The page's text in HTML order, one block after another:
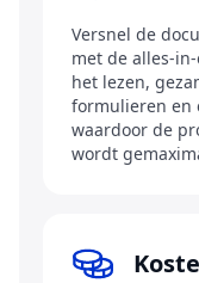
Versnel de
met de alles-
het lezen,
formulieren en
waardoor de
wordt